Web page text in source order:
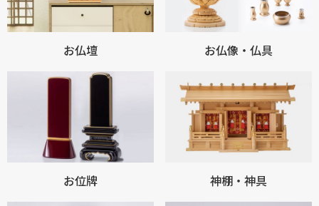
お仏壇 お仏像・仏具
お位牌 神棚・神具